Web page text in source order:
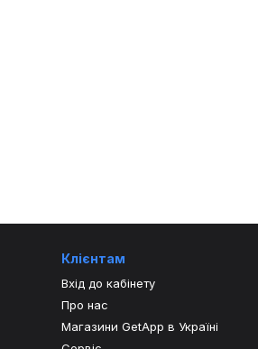
Клієнтам
Вхід до кабінету
Про нас
Магазини GetApp в Україні